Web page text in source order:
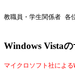
2016
教職員・学生関係者 各
Windows Vista
マイクロソフト社によ